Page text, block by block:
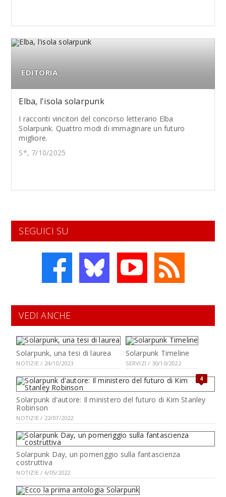
EDITORIA
Elba, l'isola solarpunk
I racconti vincitori del concorso letterario Elba
Solarpunk. Quattro modi di immaginare un futuro
migliore.
S*, 7/10/2025
SEGUICI SU
VEDI ANCHE
Solarpunk, una tesi di laurea
NOTIZIE / 24/10/2023
Solarpunk Timeline
SERVIZI / 30/10/2022
4
Solarpunk d'autore: Il ministero del futuro di Kim Stanley
Robinson
NOTIZIE / 22/07/2022
Solarpunk Day, un pomeriggio sulla fantascienza
costruttiva
NOTIZIE / 6/05/2022